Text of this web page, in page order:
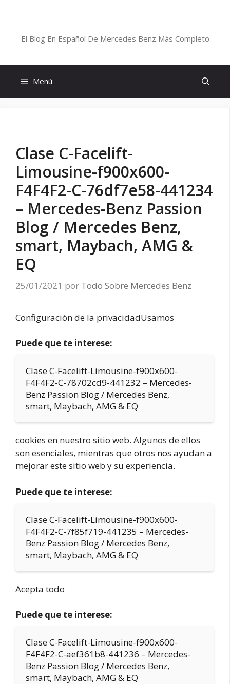
El Blog En Español De Mercedes Benz Más Completo
Menú
Clase C-Facelift-
Limousine-f900x600-
F4F4F2-C-76df7e58-441234
– Mercedes-Benz Passion
Blog / Mercedes Benz,
smart, Maybach, AMG &
EQ
25/01/2021 por Todo Sobre Mercedes Benz
Configuración de la privacidadUsamos
Puede que te interese:
Clase C-Facelift-Limousine-f900x600-
F4F4F2-C-78702cd9-441232 – Mercedes-
Benz Passion Blog / Mercedes Benz,
smart, Maybach, AMG & EQ
cookies en nuestro sitio web. Algunos de ellos
son esenciales, mientras que otros nos ayudan a
mejorar este sitio web y su experiencia.
Puede que te interese:
Clase C-Facelift-Limousine-f900x600-
F4F4F2-C-7f85f719-441235 – Mercedes-
Benz Passion Blog / Mercedes Benz,
smart, Maybach, AMG & EQ
Acepta todo
Puede que te interese:
Clase C-Facelift-Limousine-f900x600-
F4F4F2-C-aef361b8-441236 – Mercedes-
Benz Passion Blog / Mercedes Benz,
smart, Maybach, AMG & EQ